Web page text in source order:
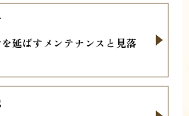
延ばすメンテナンスと見落